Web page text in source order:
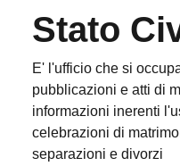
Stato
E' l'ufficio che si
pubblicazioni e atti di
informazioni inerenti
celebrazioni di
separazioni e divorzi